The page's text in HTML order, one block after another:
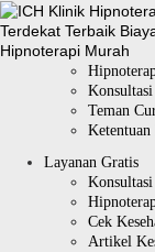
Teman
Ketentuan
Layanan Gratis
Cek
Artikel